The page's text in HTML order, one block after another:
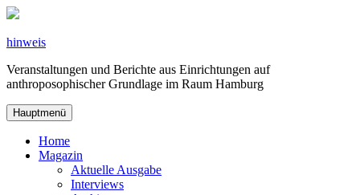
Zum
springen
hinweis
Veranstaltungen und Berichte aus Einrichtungen auf
anthroposophischer Grundlage im Raum Hamburg
Hauptmenü
Home
Magazin
Aktuelle Ausgabe
Interviews